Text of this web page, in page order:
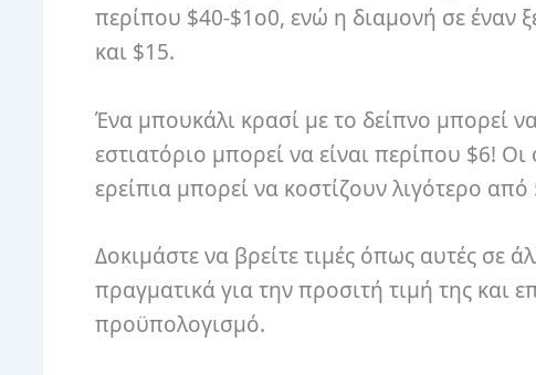
περίπου $40-$1o0, ενώ η διαμονή σε έναν
και $15.
Ένα μπουκάλι κρασί με το δείπνο μπορεί
εστιατόριο μπορεί να είναι περίπου $6!
ερείπια μπορεί να κοστίζουν λιγότερο από
Δοκιμάστε να βρείτε τιμές όπως αυτές σε
πραγματικά για την προσιτή τιμή της και
προϋπολογισμό.